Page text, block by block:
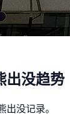
出没趋势
没记录。